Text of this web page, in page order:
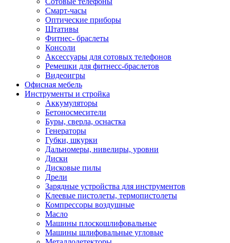
Смарт-часы
Оптические приборы
Штативы
Фитнес- браслеты
Консоли
Аксессуары для сотовых телефонов
Ремешки для фитнесс-браслетов
Видеоигры
Офисная мебель
Инструменты и стройка
Аккумуляторы
Бетоносмесители
Буры, сверла, оснастка
Генераторы
Губки, шкурки
Дальномеры, нивелиры, уровни
Диски
Дисковые пилы
Дрели
Зарядные устройства для инструментов
Клеевые пистолеты, термопистолеты
Компрессоры воздушные
Масло
Машины плоскошлифовальные
Машины шлифовальные угловые